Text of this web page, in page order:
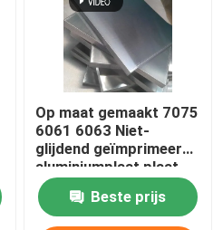
Op maat gemaakt 7075
6061 6063 Niet-
glijdend geïmprimeerd
aluminiumplaat plaat
legeringsmetaal
Beste prijs